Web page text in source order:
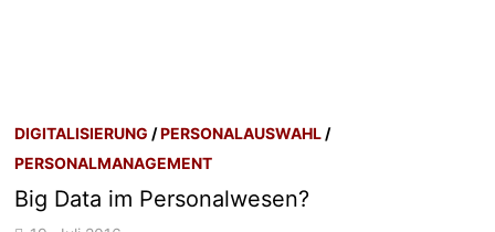
DIGITALISIERUNG /PERSONALAUSWAHL /
PERSONALMANAGEMENT
Big Data im Personalwesen?